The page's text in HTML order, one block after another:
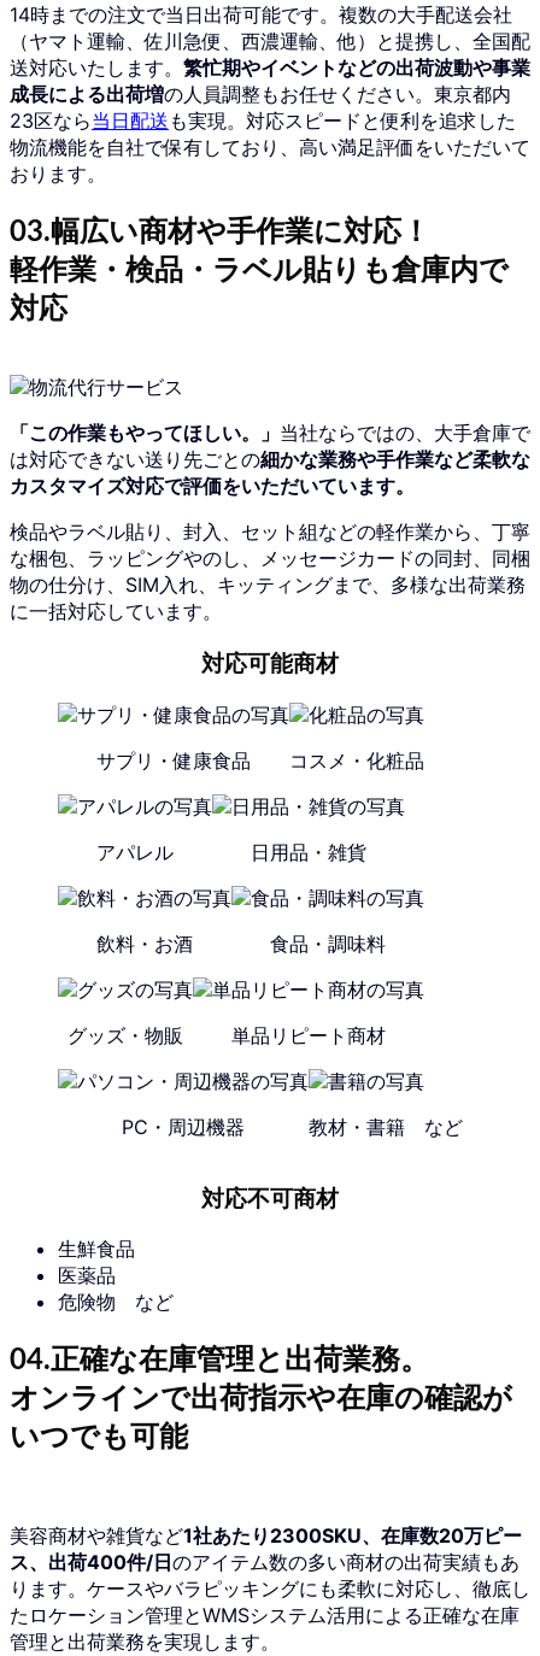
14時までの注文で当日出荷可能です。複数の大手配送会社
（ヤマト運輸、佐川急便、西濃運輸、他）と提携し、全国配
送対応いたします。 繁忙期やイベントなどの出荷波動や事業
成長による出荷増の人員調整もお任せください。東京都内
23区なら当日配送 も実現。対応スピードと便利を追求した
物流機能を自社で保有しており、高い満足評価をいただいて
おります。
03.幅広い商材や手作業に対応！
軽作業・検品・ラベル貼りも倉庫内で
対応
「この作業もやってほしい。」 当社ならではの、大手倉庫で
は対応できない送り先ごとの細かな業務や手作業など柔軟な
カスタマイズ対応で評価をいただいています。
検品やラベル貼り、封入、セット組などの軽作業から、丁寧
な梱包、ラッピングやのし、メッセージカードの同封、同梱
物の仕分け、SIM入れ、キッティングまで、多様な出荷業務
に一括対応しています。
対応可能商材
サプリ・健康食品 コスメ・化粧品
アパレル 日用品・雑貨
飲料・お酒 食品・調味料
グッズ・物販 単品リピート商材
PC・周辺機器 教材・書籍 など
対応不可商材
生鮮食品
医薬品
危険物 など
04.正確な在庫管理と出荷業務。
オンラインで出荷指示や在庫の確認が
いつでも可能
美容商材や雑貨など1社あたり2300SKU、在庫数20万ピー
ス、出荷400件/日のアイテム数の多い商材の出荷実績もあ
ります。ケースやバラピッキングにも柔軟に対応し、徹底し
たロケーション管理とWMSシステム活用による正確な在庫
管理と出荷業務を実現します。